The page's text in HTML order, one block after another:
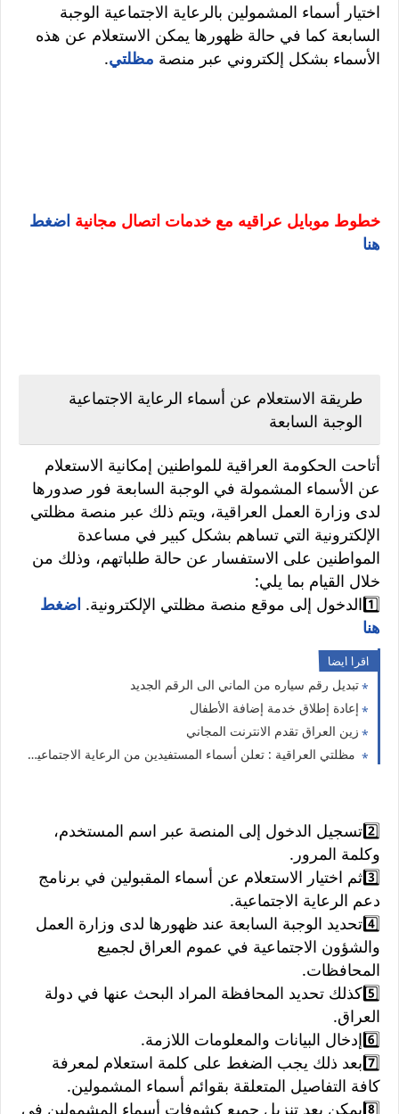
اختيار أسماء المشمولين بالرعاية الاجتماعية الوجبة
السابعة كما في حالة ظهورها يمكن الاستعلام عن هذه
الأسماء بشكل إلكتروني عبر منصة مظلتي.
خطوط موبايل عراقيه مع خدمات اتصال مجانية اضغط
هنا
طريقة الاستعلام عن أسماء الرعاية الاجتماعية
الوجبة السابعة
أتاحت الحكومة العراقية للمواطنين إمكانية الاستعلام
عن الأسماء المشمولة في الوجبة السابعة فور صدورها
لدى وزارة العمل العراقية، ويتم ذلك عبر منصة مظلتي
الإلكترونية التي تساهم بشكل كبير في مساعدة
المواطنين على الاستفسار عن حالة طلباتهم، وذلك من
خلال القيام بما يلي:
1️⃣الدخول إلى موقع منصة مظلتي الإلكترونية.
اضغط
هنا
اقرا ايضا
تبديل رقم سياره من الماني الى الرقم الجديد
إعادة إطلاق خدمة إضافة الأطفال
زين العراق تقدم الانترنت المجاني
مظلتي العراقية : تعلن أسماء المستفيدين من الرعاية الاجتماعية الوجبة الأخيرة
2️⃣تسجيل الدخول إلى المنصة عبر اسم المستخدم،
وكلمة المرور.
3️⃣ثم اختيار الاستعلام عن أسماء المقبولين في برنامج
دعم الرعاية الاجتماعية.
4️⃣تحديد الوجبة السابعة عند ظهورها لدى وزارة العمل
والشؤون الاجتماعية في عموم العراق لجميع
المحافظات.
5️⃣كذلك تحديد المحافظة المراد البحث عنها في دولة
العراق.
6️⃣إدخال البيانات والمعلومات اللازمة.
7️⃣بعد ذلك يجب الضغط على كلمة استعلام لمعرفة
كافة التفاصيل المتعلقة بقوائم أسماء المشمولين.
8️⃣يمكن بعد تنزيل جميع كشوفات أسماء المشمولين في